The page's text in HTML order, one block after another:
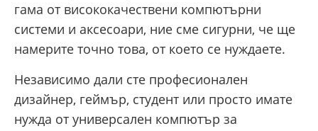
гама от висококачествени компютърни
системи и аксесоари, ние сме сигурни, че ще
намерите точно това, от което се нуждаете.
Независимо дали сте професионален
дизайнер, геймър, студент или просто имате
нужда от универсален компютър за